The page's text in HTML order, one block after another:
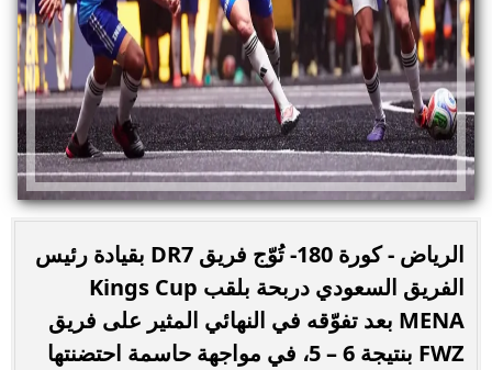
الرياض - كورة 180- تُوّج فريق DR7 بقيادة رئيس
الفريق السعودي دربحة بلقب Kings Cup
MENA بعد تفوّقه في النهائي المثير على فريق
FWZ بنتيجة 6 – 5، في مواجهة حاسمة احتضنتها